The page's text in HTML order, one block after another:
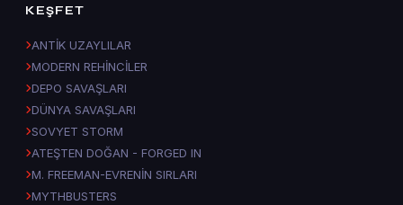
KEŞFET
ANTİK UZAYLILAR
MODERN REHİNCİLER
DEPO SAVAŞLARI
DÜNYA SAVAŞLARI
SOVYET STORM
ATEŞTEN DOĞAN - FORGED IN
M. FREEMAN-EVRENİN SIRLARI
MYTHBUSTERS